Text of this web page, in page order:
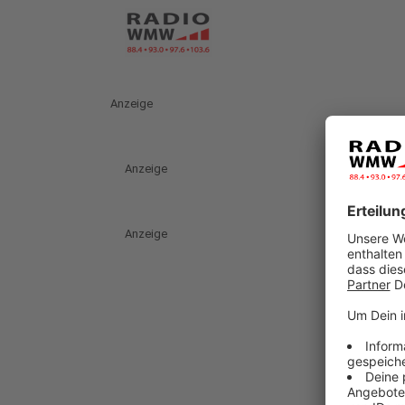
Anzeige
Anzeige
Anzeige